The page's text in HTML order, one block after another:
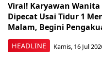
HEADLINE
Viral! Karyawan Wanita
Dipecat Usai Tidur 1
Malam, Begini
Kamis, 16 Jul